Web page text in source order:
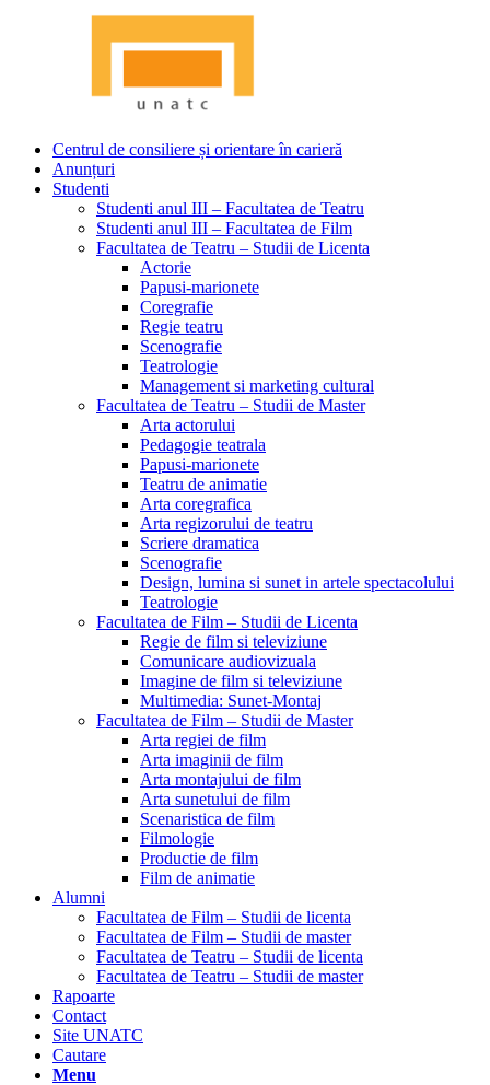
Centrul de consiliere și orientare în carieră
Anunțuri
Studenti
Studenti anul III – Facultatea de Teatru
Studenti anul III – Facultatea de Film
Facultatea de Teatru – Studii de Licenta
Actorie
Papusi-marionete
Coregrafie
Regie teatru
Scenografie
Teatrologie
Management si marketing cultural
Facultatea de Teatru – Studii de Master
Arta actorului
Pedagogie teatrala
Papusi-marionete
Teatru de animatie
Arta coregrafica
Arta regizorului de teatru
Scriere dramatica
Scenografie
Design, lumina si sunet in artele spectacolului
Teatrologie
Facultatea de Film – Studii de Licenta
Regie de film si televiziune
Comunicare audiovizuala
Imagine de film si televiziune
Multimedia: Sunet-Montaj
Facultatea de Film – Studii de Master
Arta regiei de film
Arta imaginii de film
Arta montajului de film
Arta sunetului de film
Scenaristica de film
Filmologie
Productie de film
Film de animatie
Alumni
Facultatea de Film – Studii de licenta
Facultatea de Film – Studii de master
Facultatea de Teatru – Studii de licenta
Facultatea de Teatru – Studii de master
Rapoarte
Contact
Site UNATC
Cautare
Menu